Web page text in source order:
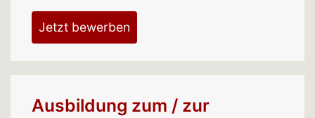
Jetzt bewerben
Ausbildung zum / zur